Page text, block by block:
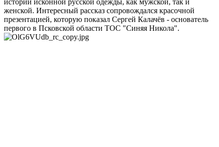
женской. Интересный рассказ сопровождался красочной
презентацией, которую показал Сергей Калачёв - основатель
первого в Псковской области ТОС "Синяя Никола".